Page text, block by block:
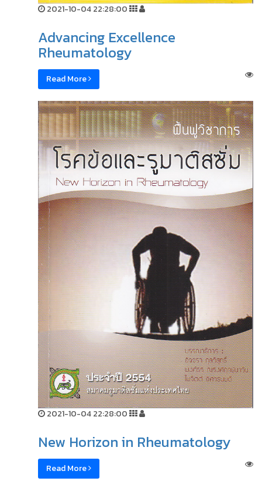
2021-10-04 22:28:00
Advancing Excellence
Rheumatology
Read More
2021-10-04 22:28:00
New Horizon in Rheumatology
Read More